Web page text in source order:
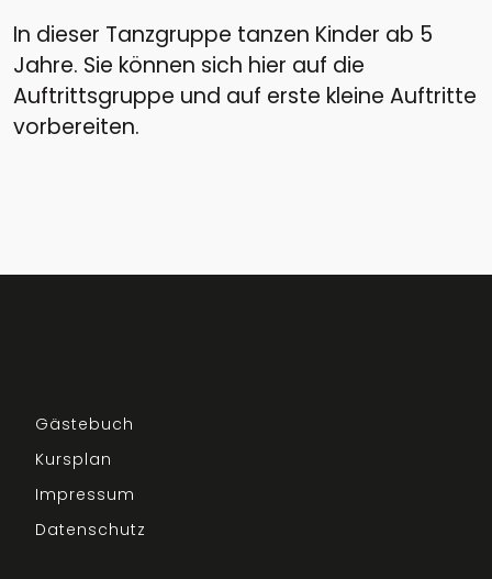
In dieser Tanzgruppe tanzen Kinder ab 5
Jahre. Sie können sich hier auf die
Auftrittsgruppe und auf erste kleine Auftritte
vorbereiten.
Gästebuch
Kursplan
Impressum
Datenschutz